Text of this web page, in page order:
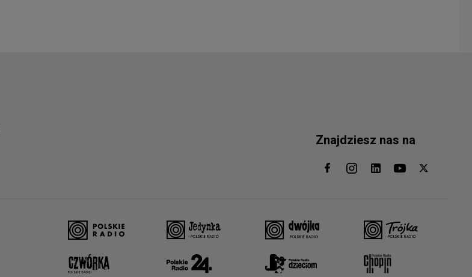
Znajdziesz nas na